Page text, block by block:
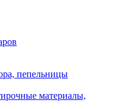
пепельницы
материалы,